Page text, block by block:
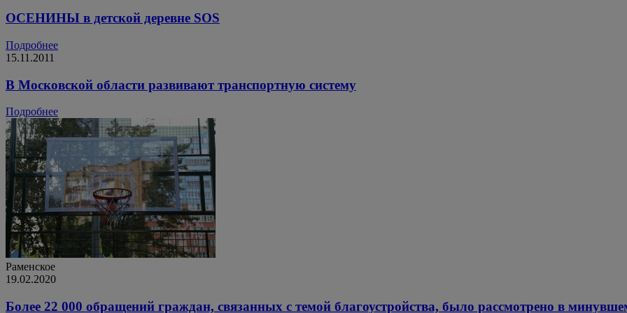
ОСЕНИНЫ в детской деревне SOS
Подробнее
15.11.2011
В Московской области развивают транспортную систему
Подробнее
Раменское
19.02.2020
Более 22 000 обращений граждан, связанных с темой благоустройства, было рассмотрено в